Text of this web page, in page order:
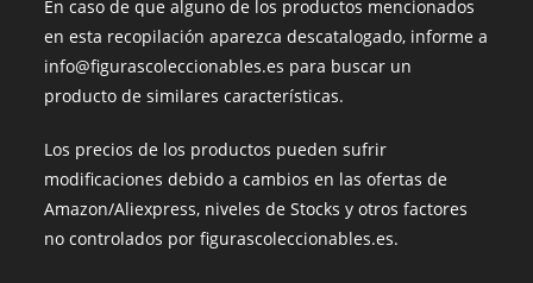
En caso de que alguno de los productos mencionados
en esta recopilación aparezca descatalogado, informe a
info@figurascoleccionables.es para buscar un
producto de similares características.
Los precios de los productos pueden sufrir
modificaciones debido a cambios en las ofertas de
Amazon/Aliexpress, niveles de Stocks y otros factores
no controlados por figurascoleccionables.es.